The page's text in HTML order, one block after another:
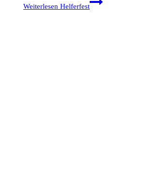
Weiterlesen Helferfest